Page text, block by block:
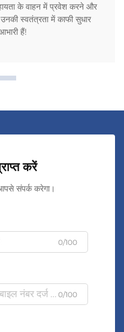
के वाहन में प्रवेश करने और
स्वतंत्रता में काफी सुधार
हैं!
करें
संपर्क करेगा।
0/100
0/100